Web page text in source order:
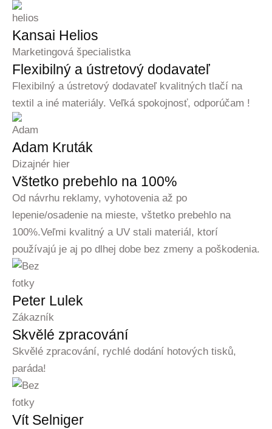
Kansai Helios
Marketingová špecialistka
Flexibilný a ústretový dodavateľ
Flexibilný a ústretový dodavateľ kvalitných tlačí na
textil a iné materiály. Veľká spokojnosť, odporúčam !
Adam Kruták
Dizajnér hier
Vštetko prebehlo na 100%
Od návrhu reklamy, vyhotovenia až po
lepenie/osadenie na mieste, vštetko prebehlo na
100%.Veľmi kvalitný a UV stali materiál, ktorí
používajú je aj po dlhej dobe bez zmeny a poškodenia.
Peter Lulek
Zákazník
Skvělé zpracování
Skvělé zpracování, rychlé dodání hotových tisků,
paráda!
Vít Selniger